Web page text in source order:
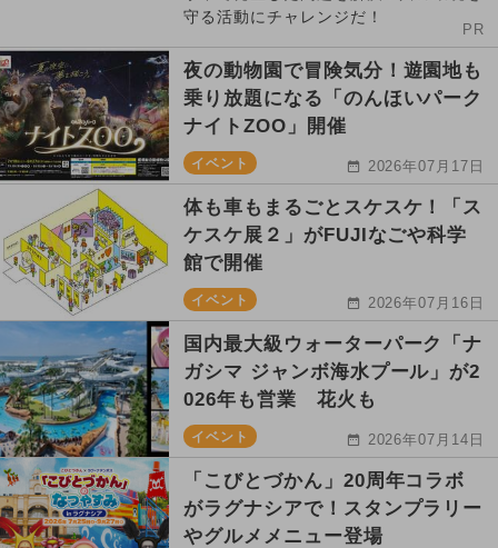
守る活動にチャレンジだ！
PR
夜の動物園で冒険気分！遊園地も
乗り放題になる「のんほいパーク
ナイトZOO」開催
イベント 2026年07月17日
体も車もまるごとスケスケ！「ス
ケスケ展２」がFUJIなごや科学
館で開催
イベント 2026年07月16日
国内最大級ウォーターパーク「ナ
ガシマ ジャンボ海水プール」が2
026年も営業 花火も
イベント 2026年07月14日
「こびとづかん」20周年コラボ
がラグナシアで！スタンプラリー
やグルメメニュー登場